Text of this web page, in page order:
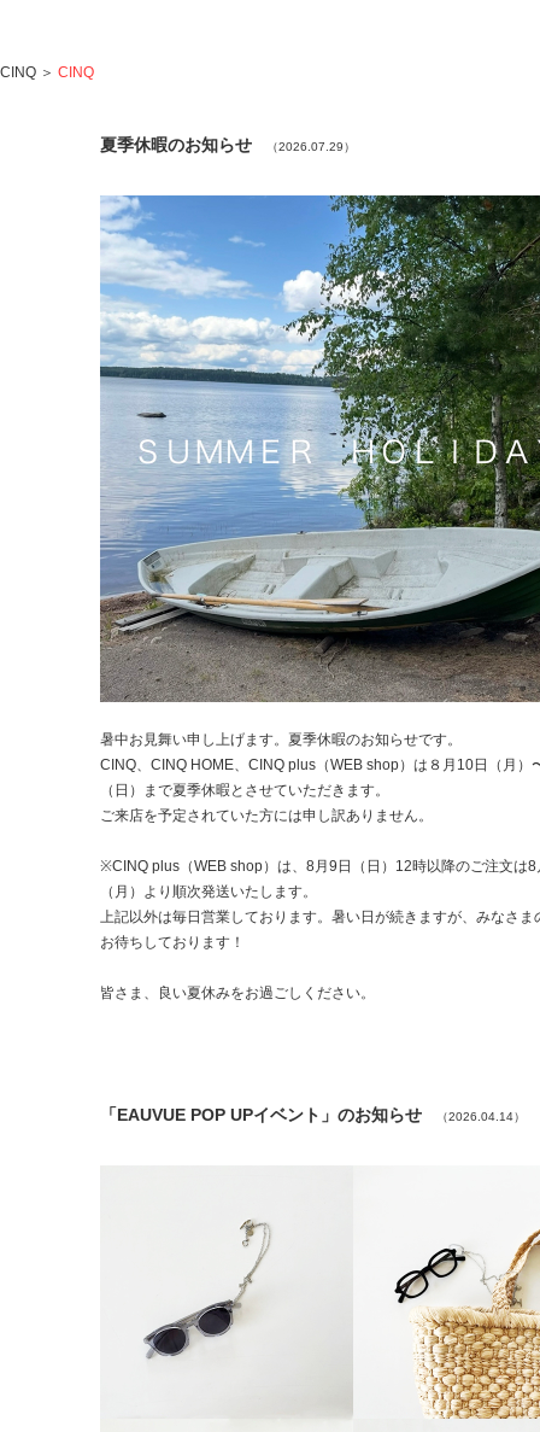
CINQ ＞ CINQ
夏季休暇のお知らせ （2026.07.29）
暑中お見舞い申し上げます。夏季休暇のお知らせです。
CINQ、CINQ HOME、CINQ plus（WEB shop）は８月10日（月）
（日）まで夏季休暇とさせていただきます。
ご来店を予定されていた方には申し訳ありません。
※CINQ plus（WEB shop）は、8月9日（日）12時以降のご注文は8
（月）より順次発送いたします。
上記以外は毎日営業しております。暑い日が続きますが、みなさま
お待ちしております！
皆さま、良い夏休みをお過ごしください。
「EAUVUE POP UPイベント」のお知らせ （2026.04.14）